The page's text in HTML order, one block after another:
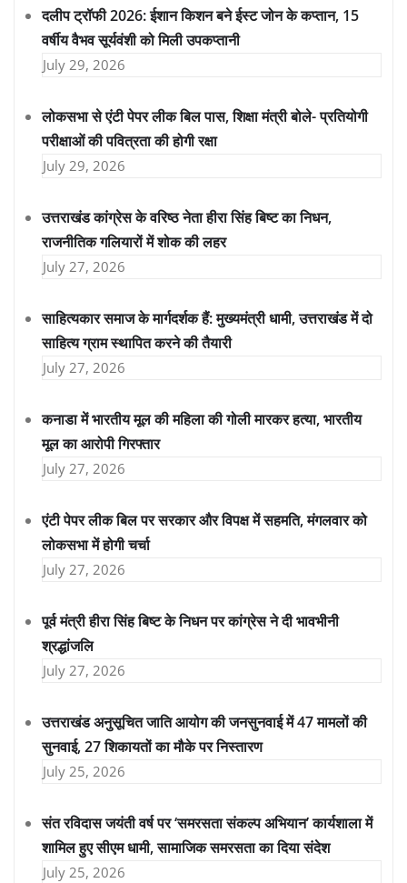
दलीप ट्रॉफी 2026: ईशान किशन बने ईस्ट जोन के कप्तान, 15
वर्षीय वैभव सूर्यवंशी को मिली उपकप्तानी
July 29, 2026
लोकसभा से एंटी पेपर लीक बिल पास, शिक्षा मंत्री बोले- प्रतियोगी
परीक्षाओं की पवित्रता की होगी रक्षा
July 29, 2026
उत्तराखंड कांग्रेस के वरिष्ठ नेता हीरा सिंह बिष्ट का निधन,
राजनीतिक गलियारों में शोक की लहर
July 27, 2026
साहित्यकार समाज के मार्गदर्शक हैं: मुख्यमंत्री धामी, उत्तराखंड में दो
साहित्य ग्राम स्थापित करने की तैयारी
July 27, 2026
कनाडा में भारतीय मूल की महिला की गोली मारकर हत्या, भारतीय
मूल का आरोपी गिरफ्तार
July 27, 2026
एंटी पेपर लीक बिल पर सरकार और विपक्ष में सहमति, मंगलवार को
लोकसभा में होगी चर्चा
July 27, 2026
पूर्व मंत्री हीरा सिंह बिष्ट के निधन पर कांग्रेस ने दी भावभीनी
श्रद्धांजलि
July 27, 2026
उत्तराखंड अनुसूचित जाति आयोग की जनसुनवाई में 47 मामलों की
सुनवाई, 27 शिकायतों का मौके पर निस्तारण
July 25, 2026
संत रविदास जयंती वर्ष पर ‘समरसता संकल्प अभियान’ कार्यशाला में
शामिल हुए सीएम धामी, सामाजिक समरसता का दिया संदेश
July 25, 2026